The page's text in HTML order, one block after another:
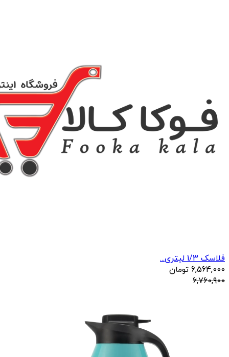
فلاسک 1/3 لیتری...
6,564,000 تومان
6,760,900